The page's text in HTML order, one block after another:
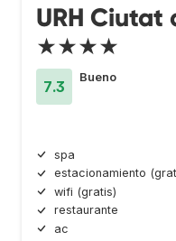
URH Ciutat
★★★★
7.3
Bueno
spa
estacionamiento
wifi (gratis)
restaurante
ac